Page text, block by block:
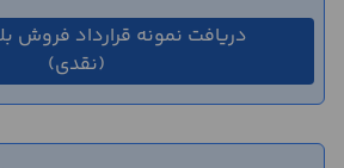
دریافت نمونه قرارداد فروش
(نقدی)